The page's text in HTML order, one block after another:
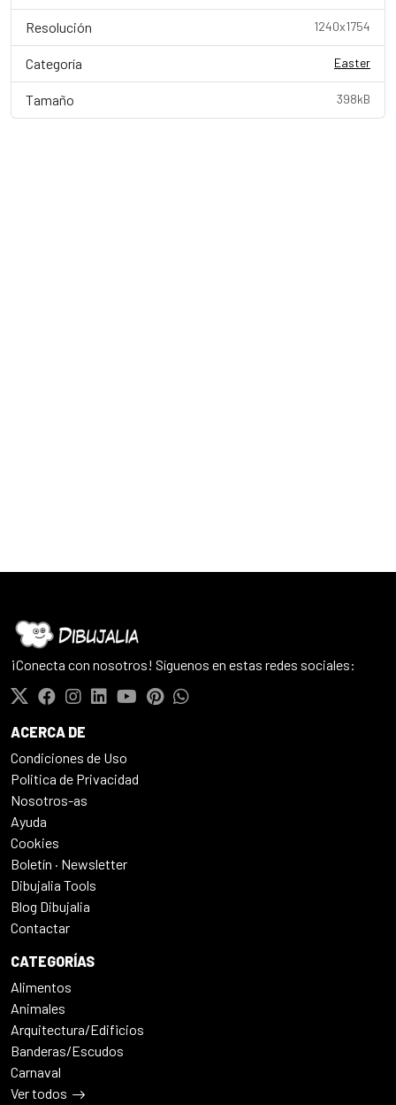
Resolución 1240x1754
Categoría Easter
Tamaño 398kB
¡Conecta con nosotros! Síguenos en estas redes sociales:
ACERCA DE
Condiciones de Uso
Politica de Privacidad
Nosotros-as
Ayuda
Cookies
Boletín · Newsletter
Dibujalia Tools
Blog Dibujalia
Contactar
CATEGORÍAS
Alimentos
Animales
Arquitectura/Edificios
Banderas/Escudos
Carnaval
Ver todos